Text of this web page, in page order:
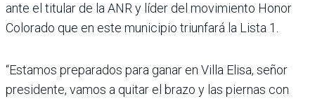
ante el titular de la ANR y líder del movimiento Honor
Colorado que en este municipio triun­fará la Lista 1.
“Estamos preparados para ganar en Villa Elisa, señor
presidente, vamos a quitar el brazo y las piernas con